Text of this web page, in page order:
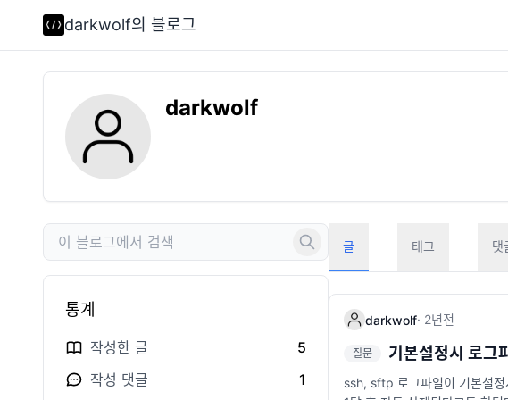
darkwolf의 블로그
darkwolf
통계
작성한 글
5
작성 댓글
1
글 태그 댓
darkwolf· 2년전
질문 기본설정시 로그
ssh, sftp 로그파일이 기본설정